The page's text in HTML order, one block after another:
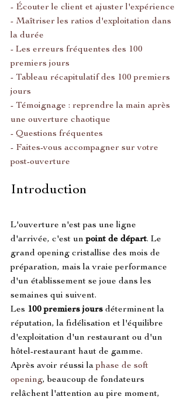
- Écouter le client et ajuster l'expérience
- Maîtriser les ratios d'exploitation dans
la durée
- Les erreurs fréquentes des 100
premiers jours
- Tableau récapitulatif des 100 premiers
jours
- Témoignage : reprendre la main après
une ouverture chaotique
- Questions fréquentes
- Faites-vous accompagner sur votre
post-ouverture
Introduction
L'ouverture n'est pas une ligne
d'arrivée, c'est un point de départ. Le
grand opening cristallise des mois de
préparation, mais la vraie performance
d'un établissement se joue dans les
semaines qui suivent.
Les 100 premiers jours déterminent la
réputation, la fidélisation et l'équilibre
d'exploitation d'un restaurant ou d'un
hôtel-restaurant haut de gamme.
Après avoir réussi la phase de soft
opening, beaucoup de fondateurs
relâchent l'attention au pire moment,